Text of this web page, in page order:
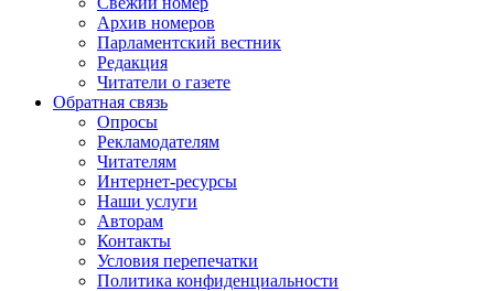
Архив номеров
Парламентский вестник
Редакция
Читатели о газете
Обратная связь
Опросы
Рекламодателям
Читателям
Интернет-ресурсы
Наши услуги
Авторам
Контакты
Условия перепечатки
Политика конфиденциальности